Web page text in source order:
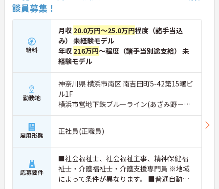
談員募集！
給料
月収 20.0万円～25.0万円程度（諸手当込
み） 未経験モデル
年収 216万円～程度（諸手当別途支給） 未
経験モデル
勤務地
神奈川県 横浜市南区 南吉田町5-42第15曙ビ
ル1F
横浜市営地下鉄ブルーライン(あざみ野－湘
南台)「吉野町駅」徒歩3分
雇用形態 正社員(正職員)
応募要件
■社会福祉士、社会福祉主事、精神保健福
祉士・介護福祉士・介護支援専門員 ※地域
によって条件が異なります。 ■普通自動車